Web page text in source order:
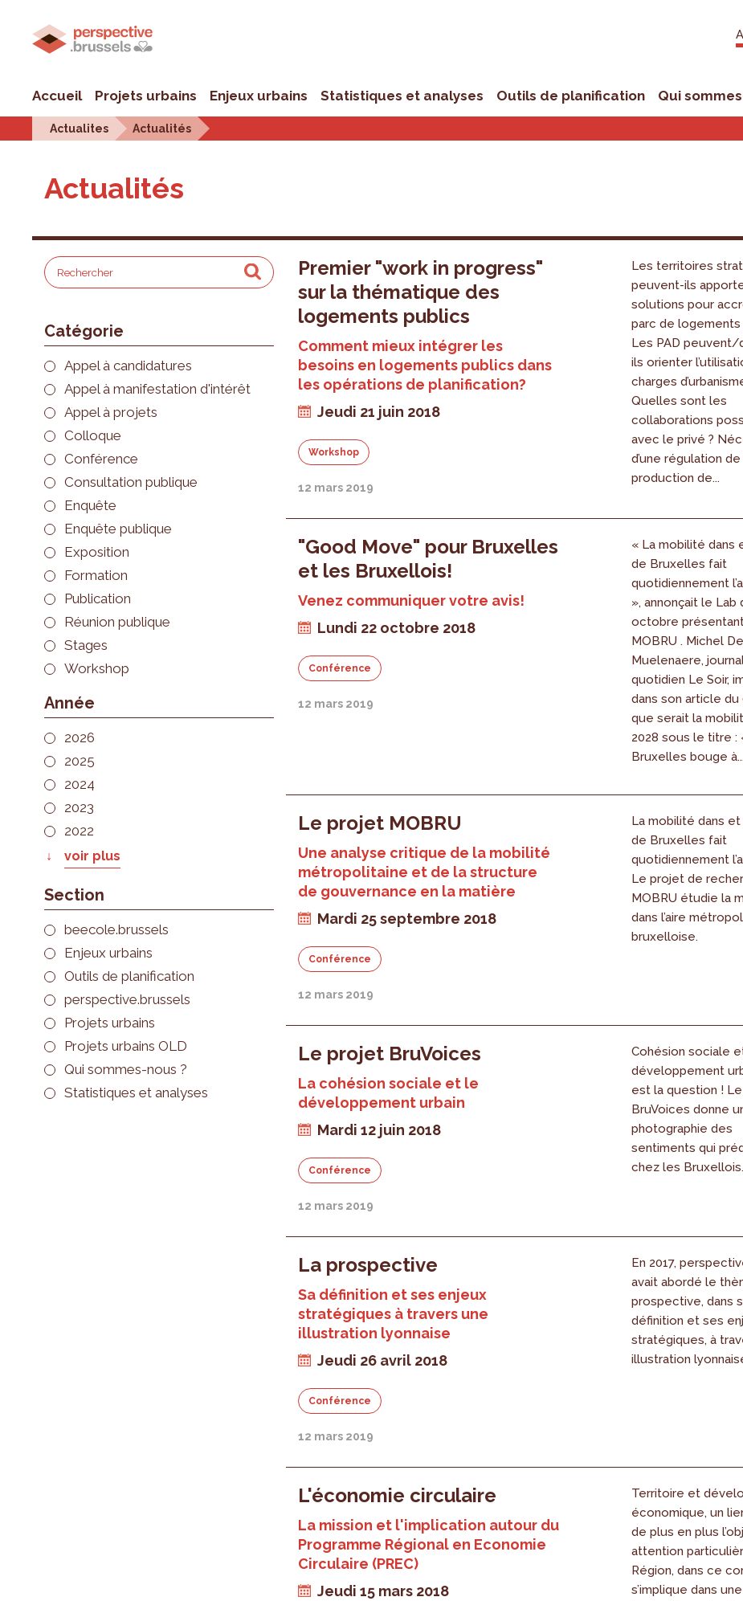
Accueil Projets urbains Enjeux urbains Statistiques et analyses Outils de planification Qui
Actualites Actualités
Actualités
Catégorie
Appel à candidatures
Appel à manifestation d'intérêt
Appel à projets
Colloque
Conférence
Consultation publique
Enquête
Enquête publique
Exposition
Formation
Publication
Réunion publique
Stages
Workshop
Année
2026
2025
2024
2023
2022
voir plus
Section
beecole.brussels
Enjeux urbains
Outils de planification
perspective.brussels
Projets urbains
Projets urbains OLD
Qui sommes-nous ?
Statistiques et analyses
Premier "work in progress"
sur la thématique des
logements publics
Comment mieux intégrer les
besoins en logements publics dans
les opérations de planification?
Jeudi 21 juin 2018
Workshop
12 mars 2019
Les territoires
peuvent-ils
solutions pour
parc de logements
Les PAD peuvent/
ils orienter
charges
Quelles sont les
collaborations
avec le privé ?
d’une régulation de
production de...
"Good Move" pour Bruxelles
et les Bruxellois!
Venez communiquer votre avis!
Lundi 22 octobre 2018
Conférence
12 mars 2019
« La mobilité dans
de Bruxelles fait
quotidiennement
», annonçait le Lab
octobre
MOBRU . Michel De
Muelenaere,
quotidien Le Soir,
dans son article
que serait la
2028 sous le titre :
Bruxelles bouge à...
Le projet MOBRU
Une analyse critique de la mobilité
métropolitaine et de la structure
de gouvernance en la matière
Mardi 25 septembre 2018
Conférence
12 mars 2019
La mobilité dans
de Bruxelles fait
quotidiennement
Le projet de
MOBRU étudie la
dans l’aire
bruxelloise.
Le projet BruVoices
La cohésion sociale et le
développement urbain
Mardi 12 juin 2018
Conférence
12 mars 2019
Cohésion sociale
développement
est la question !
BruVoices donne
photographie des
sentiments qui
chez les Bruxellois.
La prospective
Sa définition et ses enjeux
stratégiques à travers une
illustration lyonnaise
Jeudi 26 avril 2018
Conférence
12 mars 2019
En 2017,
avait abordé le
prospective, dans
définition et ses
stratégiques, à
illustration
L'économie circulaire
La mission et l'implication autour du
Programme Régional en Economie
Circulaire (PREC)
Jeudi 15 mars 2018
Territoire et
économique, un
de plus en plus
attention
Région, dans ce
s’implique dans